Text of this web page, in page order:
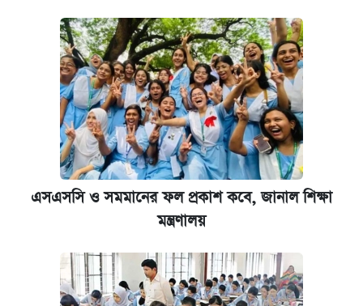
এসএসসি ও সমমানের ফল প্রকাশ কবে, জানাল শিক্ষা
মন্ত্রণালয়